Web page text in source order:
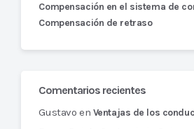
Compensación en el sistema de
Compensación de retraso
Comentarios recientes
Gustavo en Ventajas de los